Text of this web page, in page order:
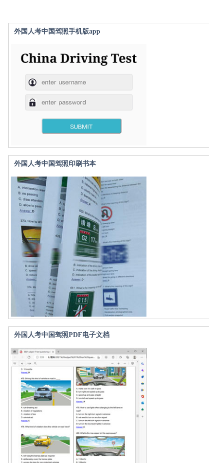
外国人考中国驾照手机版app
外国人考中国驾照印刷书本
外国人考中国驾照PDF电子文档